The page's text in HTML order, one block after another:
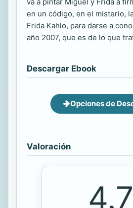
en un código, en el misterio,
Frida Kahlo, para darse a
año 2007, que es de lo que
Descargar Ebook
Opciones de
Valoración
4.7